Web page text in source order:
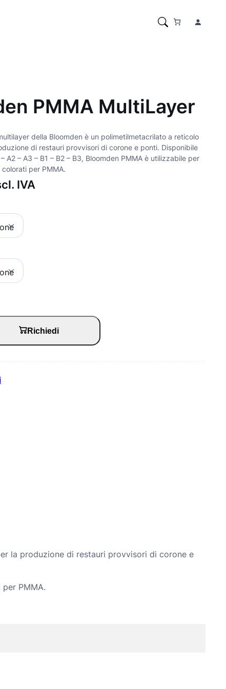
PMMA MultiLayer
della Bloomden è un polimetilmetacrilato a reticolo
di restauri provvisori di corone e ponti. Disponibile
A2 – A3 – B1 – B2 – B3, Bloomden PMMA è utilizzabile per
per PMMA.
IVA
Richiedi
la produzione di restauri provvisori di corone e
PMMA.